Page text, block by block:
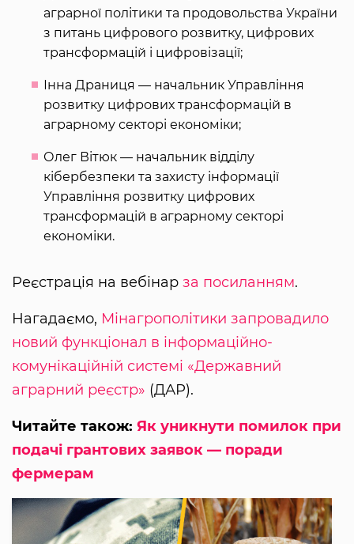
аграрної політики та продовольства України
з питань цифрового розвитку, цифрових
трансформацій і цифровізації;
Інна Драниця — начальник Управління
розвитку цифрових трансформацій в
аграрному секторі економіки;
Олег Вітюк — начальник відділу
кібербезпеки та захисту інформації
Управління розвитку цифрових
трансформацій в аграрному секторі
економіки.
Реєстрація на вебінар за посиланням.
Нагадаємо, Мінагрополітики запровадило
новий функціонал в інформаційно-
комунікаційній системі «Державний
аграрний реєстр» (ДАР).
Читайте також: Як уникнути помилок при
подачі грантових заявок — поради
фермерам